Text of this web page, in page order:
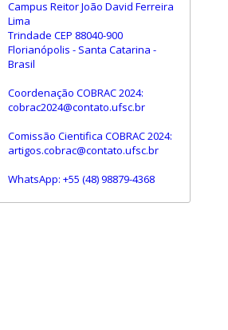
Campus Reitor João David Ferreira
Lima
Trindade CEP 88040-900
Florianópolis - Santa Catarina -
Brasil
Coordenação COBRAC 2024:
cobrac2024@contato.ufsc.br
Comissão Cientifica COBRAC 2024:
artigos.cobrac@contato.ufsc.br
WhatsApp: +55 (48) 98879-4368